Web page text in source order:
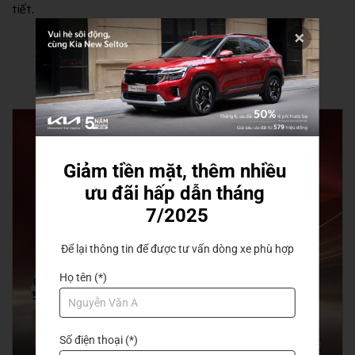
tiết.
TIN TỨC LIÊN QUAN
Giảm tiền mặt, thêm nhiều
ưu đãi hấp dẫn tháng
7/2025
Để lại thông tin để được tư vấn dòng xe phù hợp
Họ tên (*)
Số điện thoại (*)